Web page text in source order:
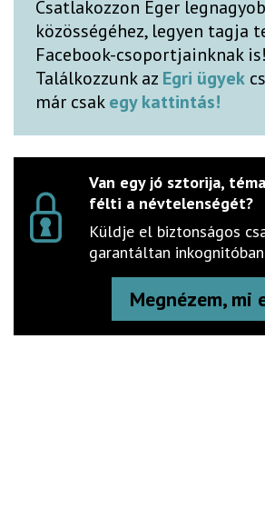
Csatlakozzon Eger
közösségéhez, legyen tagja
Facebook-csoportjainknak is!
Találkozzunk az Egri ügyek
már csakegy kattintás!
Van egy jó sztorija,
félti a névtelenségét?
Küldje el biztonságos
garantáltan
Megnézem, mi